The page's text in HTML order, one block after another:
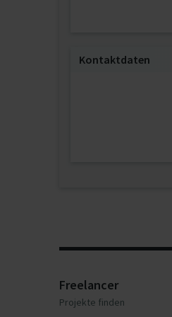
Kontaktdaten
Freelancer
Projekte finden